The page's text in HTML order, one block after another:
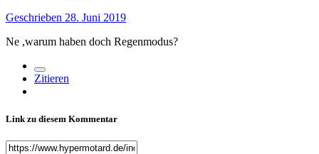
Geschrieben 28. Juni 2019
Ne ,warum haben doch Regenmodus?
Zitieren
Link zu diesem Kommentar